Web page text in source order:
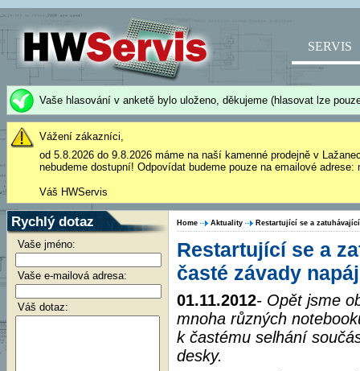
SERVIS
Vaše hlasování v anketě bylo uloženo, děkujeme (hlasovat lze
Vážení zákazníci,
od 5.8.2026 do 9.8.2026 máme na naší kamenné prodejně v
nebudeme dostupní! Odpovídat budeme pouze na emailové
Váš HWServis
Rychlý dotaz
Vaše jméno:
Vaše e-mailová adresa:
Váš dotaz:
Home Aktuality Restartující se a
Restartující se a
časté závady
01.11.2012- Opět jsme
mnoha různých
k častému selhání
desky.